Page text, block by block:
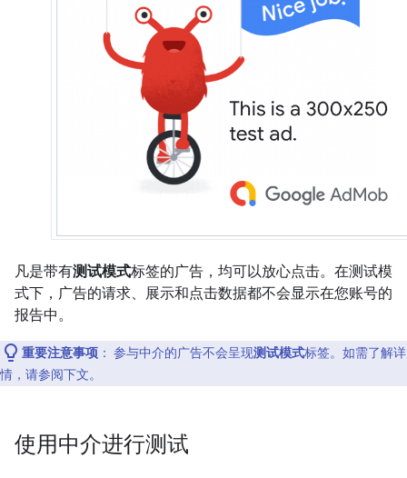
凡是带有测试模式标签的广告，均可以放心点击。在测试模
式下，广告的请求、展示和点击数据都不会显示在您账号的
报告中。
重要注意事项 ： 参与中介的广告不会呈现测试模式标签。如需了解详
情，请参阅下文。
使用中介进行测试